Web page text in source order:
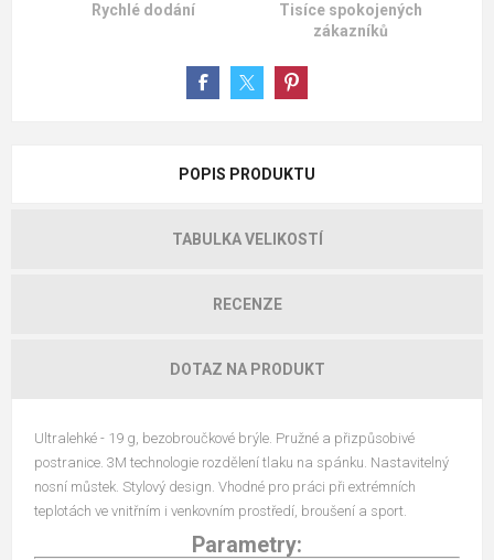
Rychlé dodání
Tisíce spokojených
zákazníků
POPIS PRODUKTU
TABULKA VELIKOSTÍ
RECENZE
DOTAZ NA PRODUKT
Ultralehké - 19 g, bezobroučkové brýle. Pružné a přizpůsobivé
postranice. 3M technologie rozdělení tlaku na spánku. Nastavitelný
nosní můstek. Stylový design. Vhodné pro práci při extrémních
teplotách ve vnitřním i venkovním prostředí, broušení a sport.
Parametry: